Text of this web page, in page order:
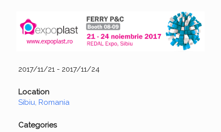
2017/11/21 - 2017/11/24
Location
Sibiu, Romania
Categories